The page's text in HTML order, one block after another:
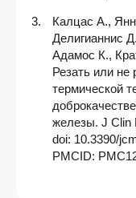
Калцас А.,
Делигианнис
Адамос К.,
Резать или не
термической
железы. J Clin
doi: 10.3390/
PMCID: